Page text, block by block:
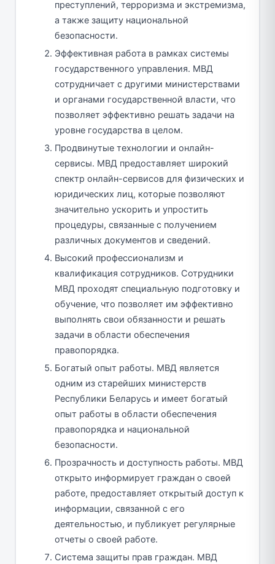
преступлений, терроризма и экстремизма,
а также защиту национальной
безопасности.
Эффективная работа в рамках системы
государственного управления. МВД
сотрудничает с другими министерствами
и органами государственной власти, что
позволяет эффективно решать задачи на
уровне государства в целом.
Продвинутые технологии и онлайн-
сервисы. МВД предоставляет широкий
спектр онлайн-сервисов для физических и
юридических лиц, которые позволяют
значительно ускорить и упростить
процедуры, связанные с получением
различных документов и сведений.
Высокий профессионализм и
квалификация сотрудников. Сотрудники
МВД проходят специальную подготовку и
обучение, что позволяет им эффективно
выполнять свои обязанности и решать
задачи в области обеспечения
правопорядка.
Богатый опыт работы. МВД является
одним из старейших министерств
Республики Беларусь и имеет богатый
опыт работы в области обеспечения
правопорядка и национальной
безопасности.
Прозрачность и доступность работы. МВД
открыто информирует граждан о своей
работе, предоставляет открытый доступ к
информации, связанной с его
деятельностью, и публикует регулярные
отчеты о своей работе.
Система защиты прав граждан. МВД